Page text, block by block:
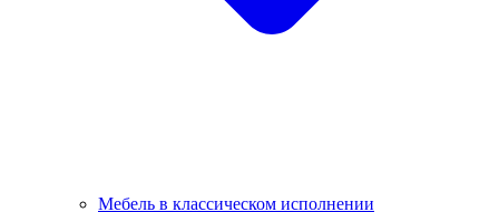
Мебель в классическом исполнении